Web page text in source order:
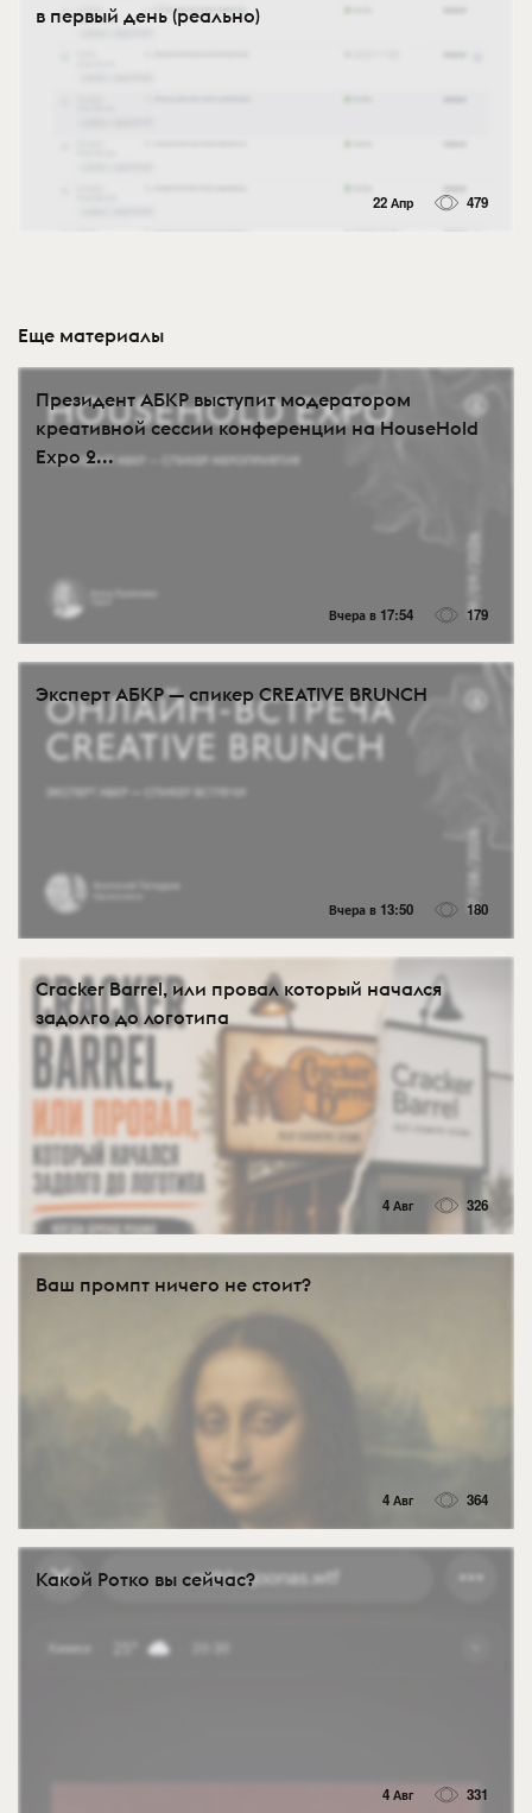
в первый день (реально)
22 Апр 479
Еще материалы
Президент АБКР выступит модератором
креативной сессии конференции на HouseHold
Expo 2...
Вчера в 17:54 179
Эксперт АБКР — спикер CREATIVE BRUNCH
Вчера в 13:50 180
Cracker Barrel, или провал который начался
задолго до логотипа
4 Авг 326
Ваш промпт ничего не стоит?
4 Авг 364
Какой Ротко вы сейчас?
4 Авг 331